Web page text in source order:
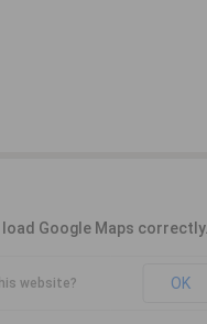
Google Maps correctly.
website? OK